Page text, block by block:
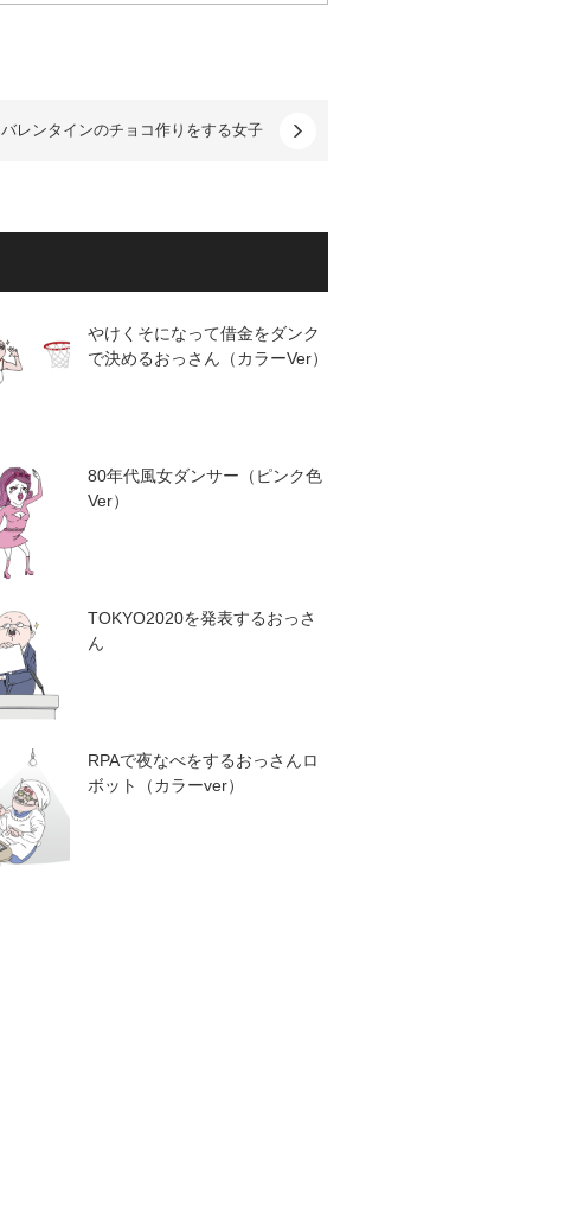
バレンタインのチョコ作りをする女子
やけくそになって借金をダンク
で決めるおっさん（カラーVer）
80年代風女ダンサー（ピンク色
Ver）
TOKYO2020を発表するおっさ
ん
RPAで夜なべをするおっさんロ
ボット（カラーver）